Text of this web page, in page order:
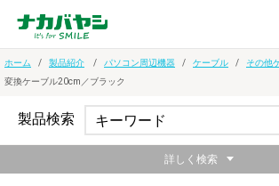
ホーム 製品紹介 パソコン周辺機器 ケーブル その他
変換ケーブル20cm／ブラック
製品検索
詳しく検索